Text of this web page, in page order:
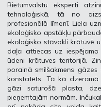
Rietumvalstu eksperti
tehnoloģiskā, tā no
profesionālā līmenī. Liela
ekoloģisko apstākļu
ekoloģisko stāvokli krātuvē
daļa attiecas uz
ūdeni krātuves teritorijā.
porainā smilšakmens
konstatēts. Tā kā
gāzi saturošā plasta,
pieņemtajām normām.